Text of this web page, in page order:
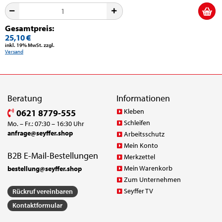
Gesamtpreis:
25,10 €
inkl. 19% MwSt. zzgl.
Versand
Beratung
0621 8779-555
Mo. – Fr.: 07:30 – 16:30 Uhr
anfrage@seyffer.shop
B2B E-Mail-Bestellungen
bestellung@seyffer.shop
Rückruf vereinbaren
Kontaktformular
Informationen
Kleben
Schleifen
Arbeitsschutz
Mein Konto
Merkzettel
Mein Warenkorb
Zum Unternehmen
Seyffer TV